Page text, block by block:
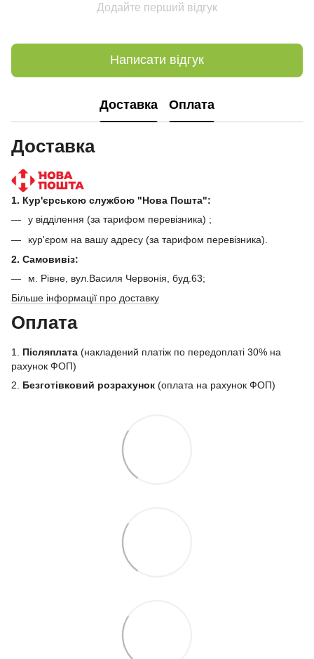
Додайте перший відгук
Написати відгук
Доставка Оплата
Доставка
1. Кур'єрською службою "Нова Пошта":
у відділення (за тарифом перевізника) ;
кур'єром на вашу адресу (за тарифом перевізника).
2. Самовивіз:
м. Рівне, вул.Василя Червонія, буд.63;
Більше інформації про доставку
Оплата
1. Післяплата (накладений платіж по передоплаті 30% на
рахунок ФОП)
2. Безготівковий розрахунок (оплата на рахунок ФОП)